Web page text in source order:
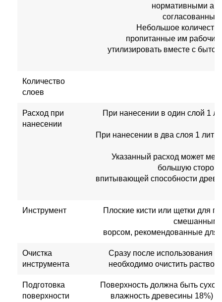
нормативными
Небольшое
пропитанные им
утилизировать вместе с
Количество
слоев
Расход при
нанесении
При нанесении в один слой 1
При нанесении в два слоя 1
Указанный расход может
большую
впитывающей способности
Инструмент
Плоские кисти или щетки для
смешанным
ворсом, рекомендованные для
Очистка
инструмента
Сразу после использования
необходимо очистить
Подготовка
поверхности
Поверхность должна быть
влажность древесины 18%)